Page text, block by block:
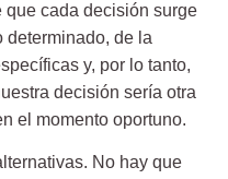
que cada decisión surge
determinado, de la
y, por lo tanto,
decisión sería otra
el momento oportuno.
No hay que